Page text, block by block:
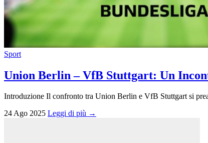
Sport
Union Berlin – VfB Stuttgart: Un
Introduzione Il confronto tra Union Berlin e VfB Stuttgart si
24 Ago 2025 Leggi di più →